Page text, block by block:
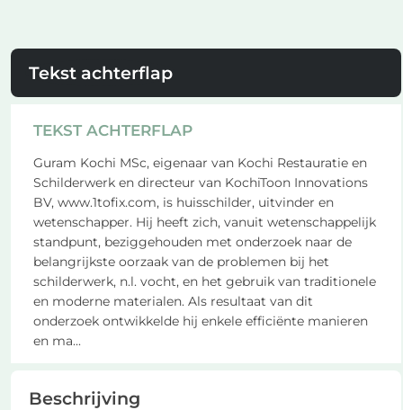
Tekst achterflap
TEKST ACHTERFLAP
Guram Kochi MSc, eigenaar van Kochi Restauratie en
Schilderwerk en directeur van KochiToon Innovations
BV, www.1tofix.com, is huisschilder, uitvinder en
wetenschapper. Hij heeft zich, vanuit wetenschappelijk
standpunt, beziggehouden met onderzoek naar de
belangrijkste oorzaak van de problemen bij het
schilderwerk, n.l. vocht, en het gebruik van traditionele
en moderne materialen. Als resultaat van dit
onderzoek ontwikkelde hij enkele efficiënte manieren
en ma...
Beschrijving